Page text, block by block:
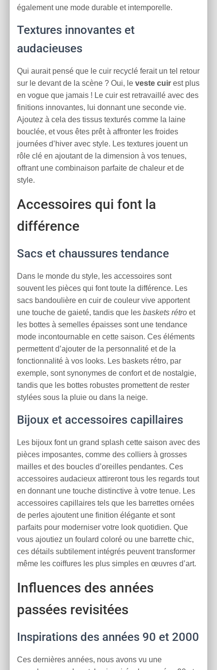
également une mode durable et intemporelle.
Textures innovantes et
audacieuses
Qui aurait pensé que le cuir recyclé ferait un tel retour
sur le devant de la scène ? Oui, le veste cuir est plus
en vogue que jamais ! Le cuir est retravaillé avec des
finitions innovantes, lui donnant une seconde vie.
Ajoutez à cela des tissus texturés comme la laine
bouclée, et vous êtes prêt à affronter les froides
journées d’hiver avec style. Les textures jouent un
rôle clé en ajoutant de la dimension à vos tenues,
offrant une combinaison parfaite de chaleur et de
style.
Accessoires qui font la
différence
Sacs et chaussures tendance
Dans le monde du style, les accessoires sont
souvent les pièces qui font toute la différence. Les
sacs bandoulière en cuir de couleur vive apportent
une touche de gaieté, tandis que les baskets rétro et
les bottes à semelles épaisses sont une tendance
mode incontournable en cette saison. Ces éléments
permettent d’ajouter de la personnalité et de la
fonctionnalité à vos looks. Les baskets rétro, par
exemple, sont synonymes de confort et de nostalgie,
tandis que les bottes robustes promettent de rester
stylées sous la pluie ou dans la neige.
Bijoux et accessoires capillaires
Les bijoux font un grand splash cette saison avec des
pièces imposantes, comme des colliers à grosses
mailles et des boucles d’oreilles pendantes. Ces
accessoires audacieux attireront tous les regards tout
en donnant une touche distinctive à votre tenue. Les
accessoires capillaires tels que les barrettes ornées
de perles ajoutent une finition élégante et sont
parfaits pour moderniser votre look quotidien. Que
vous ajoutiez un foulard coloré ou une barrette chic,
ces détails subtilement intégrés peuvent transformer
même les coiffures les plus simples en œuvres d’art.
Influences des années
passées revisitées
Inspirations des années 90 et 2000
Ces dernières années, nous avons vu une